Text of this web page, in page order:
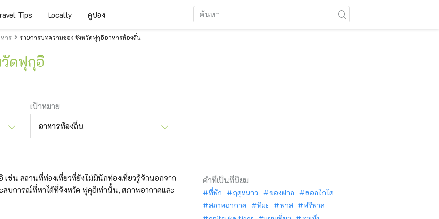
Tips Locally คูปอง
าร รายการบทความของ จังหวัดฟุกุอิอาหารท้องถิ่น
วัดฟุกุอิ
เป้าหมาย
อาหารท้องถิ่น
เช่น สถานที่ท่องเที่ยวที่ยังไม่มีนักท่องเที่ยวรู้จักนอกจาก
บการณ์ที่หาได้ที่จังหวัด ฟุคุอิเท่านั้น, สภาพอากาศและ
คำที่เป็นที่นิยม
ที่พัก ฤดูหนาว ของฝาก
ฮอกไกโด
สภาพอากาศ
หิมะ พาส
ฟรีพาส